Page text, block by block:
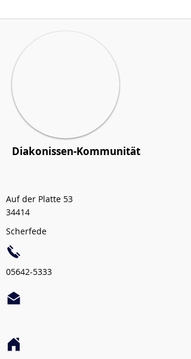
Diakonissen-Kommunität
Auf der Platte 53
34414
Scherfede
05642-5333